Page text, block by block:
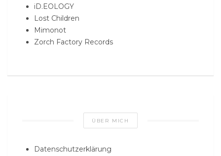
iD.EOLOGY
Lost Children
Mimonot
Zorch Factory Records
ÜBER MICH
Datenschutzerklärung